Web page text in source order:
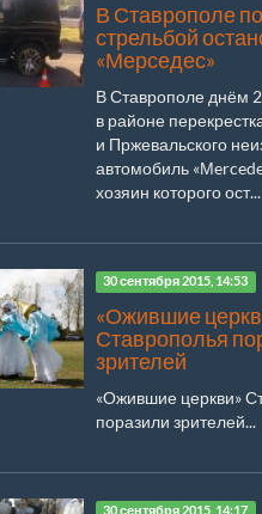
В Ставрополе
стрельбой
«Мерседес»
В Ставрополе днём
в районе
и Пржевальского
автомобиль
хозяин которого ост...
30 сентября 2015, 14:53
«Ожившие
Ставрополья
зрителей
«Ожившие церкви»
поразили зрителей...
30 сентября 2015, 14:17